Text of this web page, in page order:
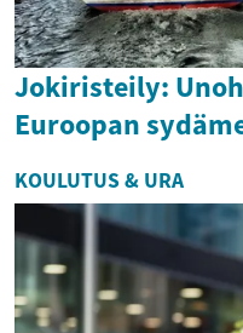
Jokiristeily:
Euroopan
KOULUTUS & URA